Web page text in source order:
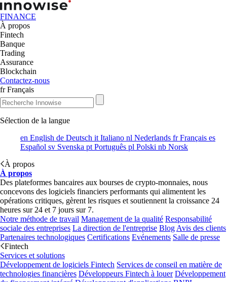
FINANCE
À propos
Fintech
Banque
Trading
Assurance
Blockchain
Contactez-nous
fr Français
Sélection de la langue
en English de Deutsch it Italiano nl Nederlands frFrançais es
Español sv Svenska pt Português pl Polski nb Norsk
À propos
À propos
Des plateformes bancaires aux bourses de crypto-monnaies, nous
concevons des logiciels financiers performants qui alimentent les
opérations critiques, gèrent les risques et soutiennent la croissance 24
heures sur 24 et 7 jours sur 7.
Notre méthode de travail Management de la qualité Responsabilité
sociale des entreprises La direction de l'entreprise Blog Avis des clients
Partenaires technologiques Certifications Evénements Salle de presse
Fintech
Services et solutions
Développement de logiciels Fintech Services de conseil en matière de
technologies financières Développeurs Fintech à louer Développement